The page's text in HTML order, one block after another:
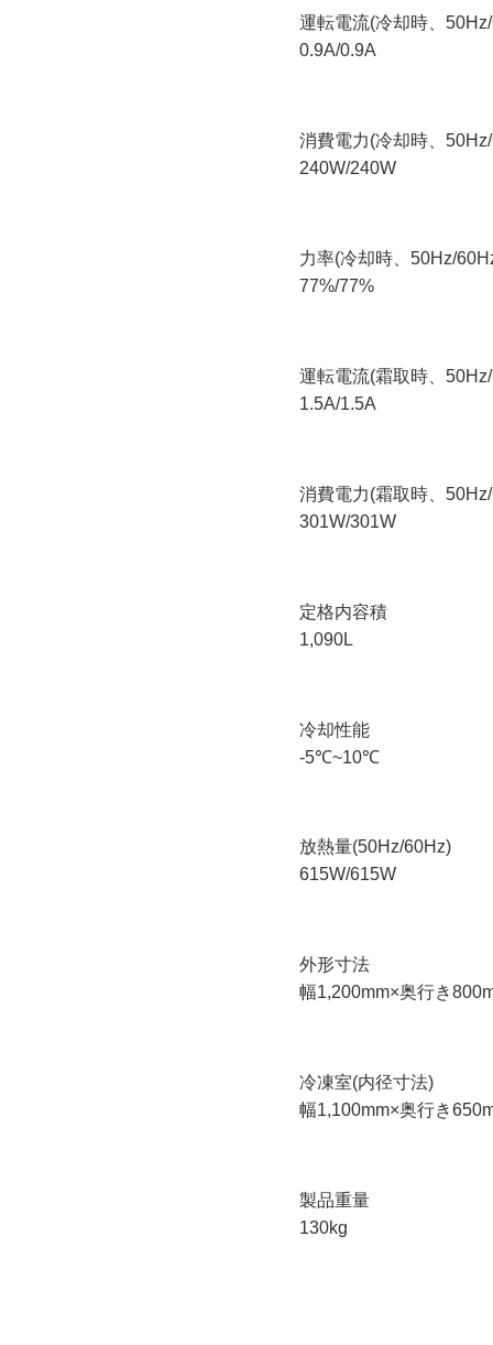
運転電流(冷却時、
0.9A/0.9A
消費電力(冷却時、
240W/240W
力率(冷却時、50Hz/
77%/77%
運転電流(霜取時、
1.5A/1.5A
消費電力(霜取時、
301W/301W
定格内容積
1,090L
冷却性能
-5℃~10℃
放熱量(50Hz/60Hz)
615W/615W
外形寸法
幅1,200mm×奥行き
冷凍室(内径寸法)
幅1,100mm×奥行き
製品重量
130kg